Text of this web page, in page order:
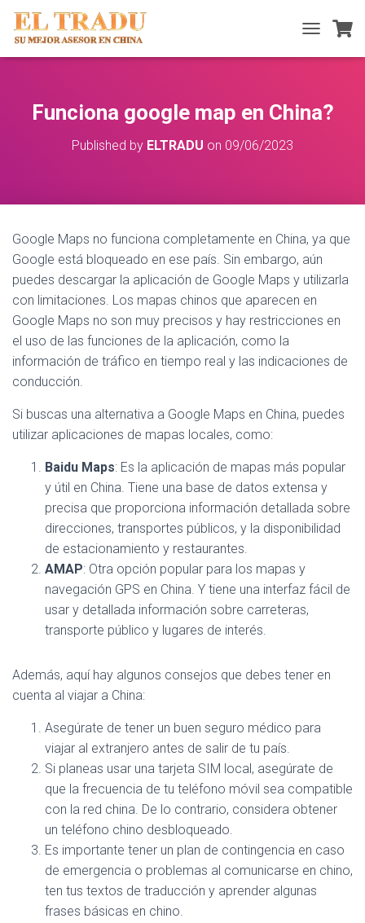
O
E
O
N
Funciona google map en China?
Published by ELTRADU on 09/06/2023
Google Maps no funciona completamente en China, ya que
Google está bloqueado en ese país. Sin embargo, aún
puedes descargar la aplicación de Google Maps y utilizarla
con limitaciones. Los mapas chinos que aparecen en
Google Maps no son muy precisos y hay restricciones en
el uso de las funciones de la aplicación, como la
información de tráfico en tiempo real y las indicaciones de
conducción.
Si buscas una alternativa a Google Maps en China, puedes
utilizar aplicaciones de mapas locales, como:
Baidu Maps: Es la aplicación de mapas más popular
y útil en China. Tiene una base de datos extensa y
precisa que proporciona información detallada sobre
direcciones, transportes públicos, y la disponibilidad
de estacionamiento y restaurantes.
AMAP: Otra opción popular para los mapas y
navegación GPS en China. Y tiene una interfaz fácil de
usar y detallada información sobre carreteras,
transporte público y lugares de interés.
Además, aquí hay algunos consejos que debes tener en
cuenta al viajar a China:
Asegúrate de tener un buen seguro médico para
viajar al extranjero antes de salir de tu país.
Si planeas usar una tarjeta SIM local, asegúrate de
que la frecuencia de tu teléfono móvil sea compatible
con la red china. De lo contrario, considera obtener
un teléfono chino desbloqueado.
Es importante tener un plan de contingencia en caso
de emergencia o problemas al comunicarse en chino,
ten tus textos de traducción y aprender algunas
frases básicas en chino.